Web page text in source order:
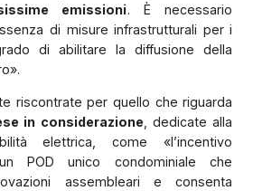
emissioni. È necessario
di misure infrastrutturali per i
di abilitare la diffusione della
riscontrate per quello che riguarda
in considerazione , dedicate alla
elettrica, come «l’incentivo
POD unico condominiale che
assembleari e consenta